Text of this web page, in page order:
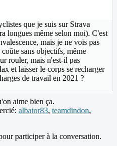
que je suis sur Strava
longues même selon moi). C'est
mais je ne vois pas
sans objectifs, même
rouler, mais n'est-il pas
et laisser le corps se recharger
de travail en 2021 ?
aime bien ça.
albator83, teamdindon,
participer à la conversation.